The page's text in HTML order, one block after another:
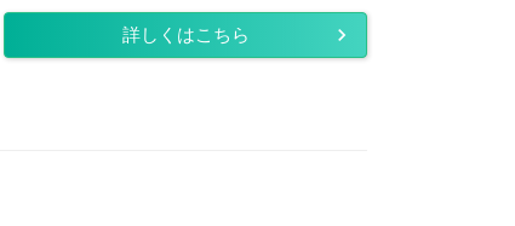
詳しくはこちら